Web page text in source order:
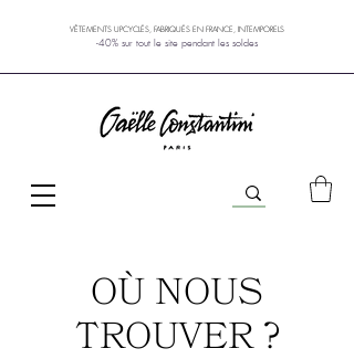
VÊTEMENTS UPCYCLÉS, FABRIQUÉS EN FRANCE, INTEMPORELS
-40% sur tout le site pendant les soldes
OÙ NOUS
TROUVER ?